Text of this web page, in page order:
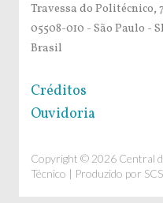
Travessa do Politécnico,
05508-010 - São Paulo -
Brasil
Créditos
Ouvidoria
Copyright © 2026 Central
Técnico | Produzido por